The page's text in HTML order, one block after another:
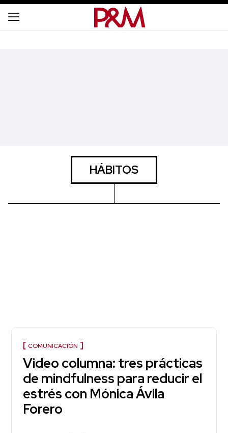
HÁBITOS
COMUNICACIÓN
Video columna: tres prácticas
de mindfulness para reducir el
estrés con Mónica Ávila
Forero